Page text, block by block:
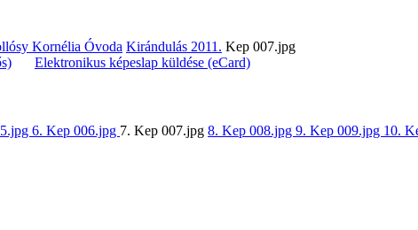
Kornélia Óvoda Kirándulás 2011. Kep 007.jpg
Elektronikus képeslap küldése (eCard)
6. Kep 006.jpg 7. Kep 007.jpg 8. Kep 008.jpg 9. Kep 009.jpg 10.